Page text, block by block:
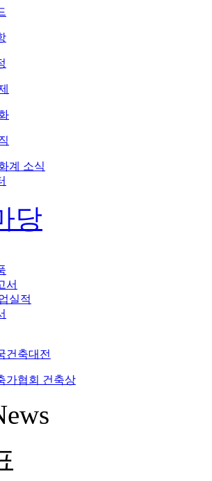
계 소식
당
서
실적
건축대전
가협회 건축상